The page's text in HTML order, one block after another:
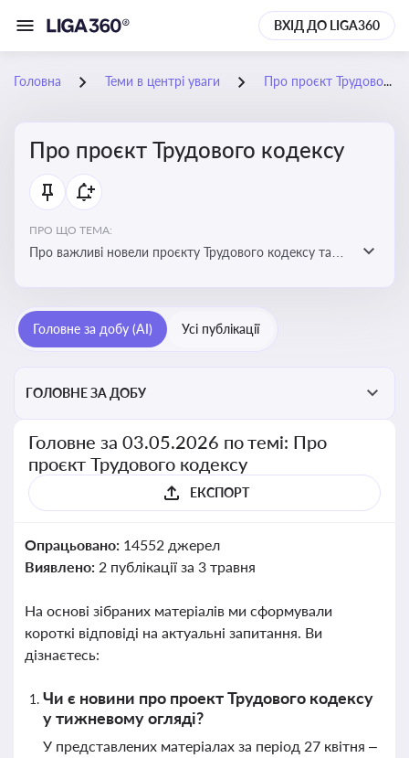
ВХІД ДО LIGA360
Головна Теми в центрі уваги Про проєкт Трудового кодексу
Про проєкт Трудового кодексу
ПРО ЩО ТЕМА:
Про важливі новели проєкту Трудового кодексу та
Головне за добу (AI) Усі публікації
ГОЛОВНЕ ЗА ДОБУ
Головне за 03.05.2026 по темі: Про
проєкт Трудового кодексу
ЕКСПОРТ
Опрацьовано: 14552 джерел
Виявлено: 2 публікації за 3 травня
На основі зібраних матеріалів ми сформували
короткі відповіді на актуальні запитання. Ви
дізнаєтесь:
Чи є новини про проект Трудового кодексу
у тижневому огляді?
У представлених матеріалах за період 27 квітня –